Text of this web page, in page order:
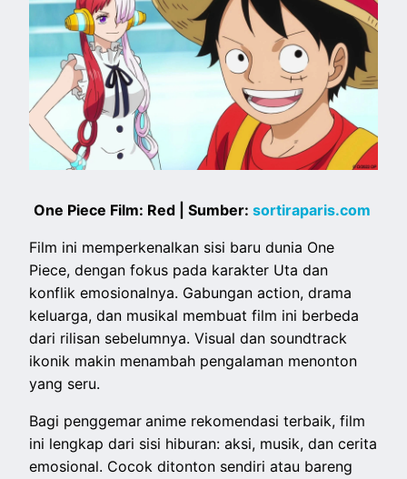
One Piece Film: Red | Sumber: sortiraparis.com
Film ini memperkenalkan sisi baru dunia One
Piece, dengan fokus pada karakter Uta dan
konflik emosionalnya. Gabungan action, drama
keluarga, dan musikal membuat film ini berbeda
dari rilisan sebelumnya. Visual dan soundtrack
ikonik makin menambah pengalaman menonton
yang seru.
Bagi penggemar anime rekomendasi terbaik, film
ini lengkap dari sisi hiburan: aksi, musik, dan cerita
emosional. Cocok ditonton sendiri atau bareng